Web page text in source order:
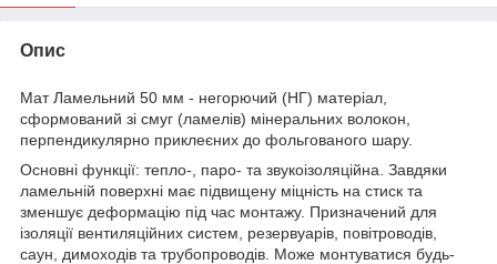
Опис
Мат Ламельний 50 мм - негорючий (НГ) матеріал,
сформований зі смуг (ламелів) мінеральних волокон,
перпендикулярно приклеєних до фольгованого шару.
Основні функції: тепло-, паро- та звукоізоляційна. Завдяки
ламельній поверхні має підвищену міцність на стиск та
зменшує деформацію під час монтажу. Призначений для
ізоляції вентиляційних систем, резервуарів, повітроводів,
саун, димоходів та трубопроводів. Може монтуватися будь-